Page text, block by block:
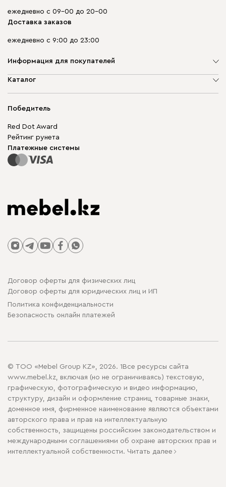
ежедневно с 09-00 до 20-00
Доставка заказов
ежедневно с 9:00 до 23:00
Информация для покупателей
О компании
Гарантия
Карта сайта
Каталог
Корпусная мебель
Модульная мебель
Столы и стулья
Победитель
Red Dot Award
Рейтинг рунета
Платежные системы
Договор оферты для физических лиц
Договор оферты для юридических лиц и ИП
Политика конфиденциальности
Безопасность онлайн платежей
© ТОО «Mebel Group KZ», 2026. 1Все ресурсы сайта
www.mebel.kz, включая (но не ограничиваясь) текстовую,
графическую, фотографическую и видео информацию,
структуру, дизайн и оформление страниц, товарные знаки,
доменное имя, фирменное наименование являются объектами
авторского права и прав на интеллектуальную
собственность, защищены российским законодательством и
международными соглашениями об охране авторских прав и
интеллектуальной собственности. Читать далее